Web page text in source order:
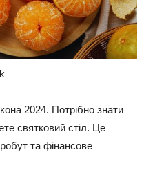
2024. Потрібно знати
святковий стіл. Це
та фінансове